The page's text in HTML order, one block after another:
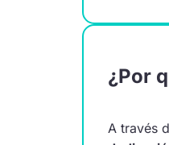
¿Por
A través